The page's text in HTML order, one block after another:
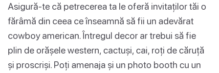
Asigură-te că petrecerea ta le oferă invitaților tăi o
fărâmă din ceea ce înseamnă să fii un adevărat
cowboy american. Întregul decor ar trebui să fie
plin de orășele western, cactuși, cai, roți de căruță
și proscriși. Poți amenaja și un photo booth cu un